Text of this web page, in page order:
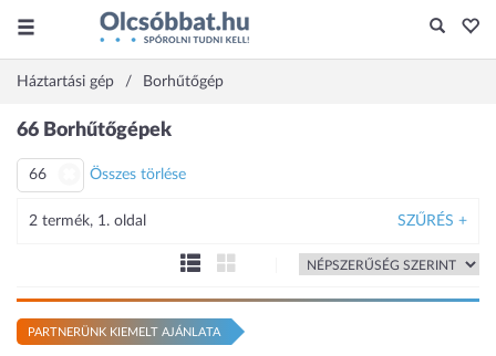
Háztartási gép Borhűtőgép
66 Borhűtőgépek
66 Összes törlése
2 termék, 1. oldal SZŰRÉS +
PARTNERÜNK KIEMELT AJÁNLATA